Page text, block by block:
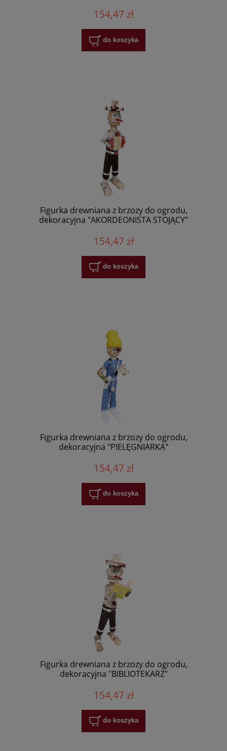
154,47 zł
do koszyka
Figurka drewniana z brzozy do ogrodu,
dekoracyjna "AKORDEONISTA STOJĄCY"
154,47 zł
do koszyka
Figurka drewniana z brzozy do ogrodu,
dekoracyjna "PIELĘGNIARKA"
154,47 zł
do koszyka
Figurka drewniana z brzozy do ogrodu,
dekoracyjna "BIBLIOTEKARZ"
154,47 zł
do koszyka